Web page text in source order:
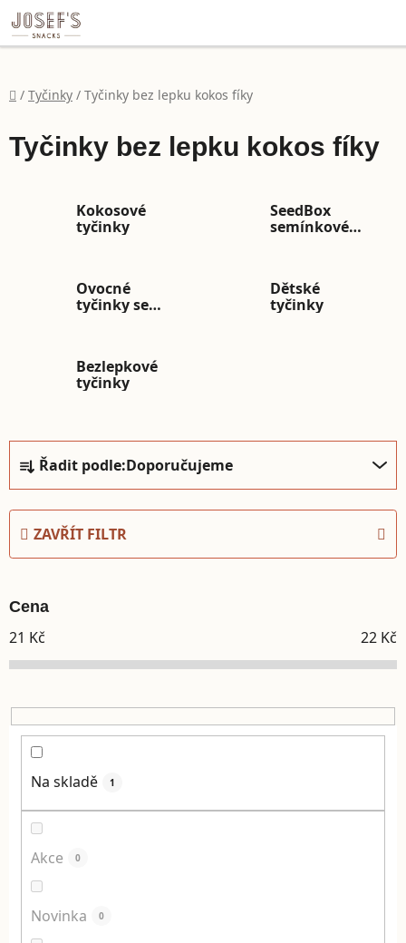
file:///C:/Users/dell/Desktop/Eli%C5%A1ka/
Přejít na obsah
Domů
/ Tyčinky / Tyčinky bez lepku kokos fíky
Tyčinky bez lepku kokos fíky
Kokosové
tyčinky
SeedBox
semínkové
Ovocné
tyčinky se
Dětské
tyčinky
Bezlepkové
tyčinky
Řazení produktů
Řadit podle:Doporučujeme
ZAVŘÍT FILTR
Cena
21 Kč 22 Kč
Na skladě 1
Akce 0
Novinka 0